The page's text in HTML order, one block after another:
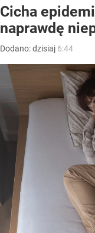
Cicha
naprawdę
Dodano:dzisiaj 6:44